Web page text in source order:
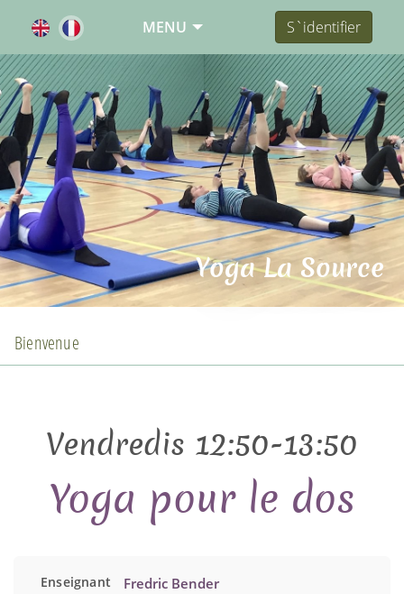
MENU S`identifier
Yoga La Source
Bienvenue
Vendredis 12:50-13:50
Yoga pour le dos
Enseignant Fredric Bender